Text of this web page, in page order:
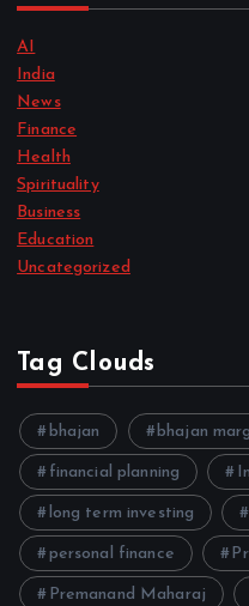
AI
India
News
Finance
Health
Spirituality
Business
Education
Uncategorized
Tag Clouds
bhajan bhajan marg
financial planning
long term investing
personal finance
Premanand Maharaj